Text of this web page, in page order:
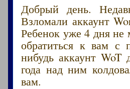
Добрый день.
Взломали аккаунт
Ребенок уже 4 дня не
обратиться к вам с
нибудь аккаунт WoT
года над ним
вам.